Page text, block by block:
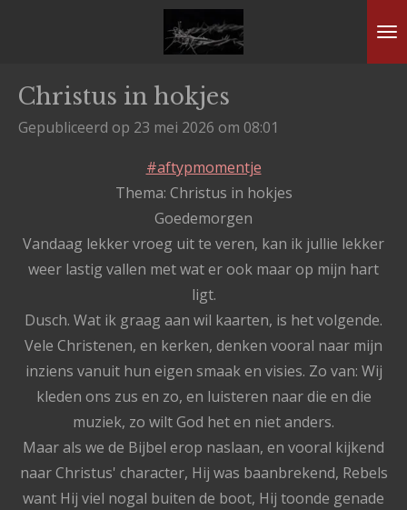
de
hoofdinhoud
Christus in hokjes
Gepubliceerd op 23 mei 2026 om 08:01
#aftypmomentje
Thema: Christus in hokjes
Goedemorgen
Vandaag lekker vroeg uit te veren, kan ik jullie lekker
weer lastig vallen met wat er ook maar op mijn hart
ligt.
Dusch. Wat ik graag aan wil kaarten, is het volgende.
Vele Christenen, en kerken, denken vooral naar mijn
inziens vanuit hun eigen smaak en visies. Zo van: Wij
kleden ons zus en zo, en luisteren naar die en die
muziek, zo wilt God het en niet anders.
Maar als we de Bijbel erop naslaan, en vooral kijkend
naar Christus' character, Hij was baanbrekend, Rebels
want Hij viel nogal buiten de boot, Hij toonde genade